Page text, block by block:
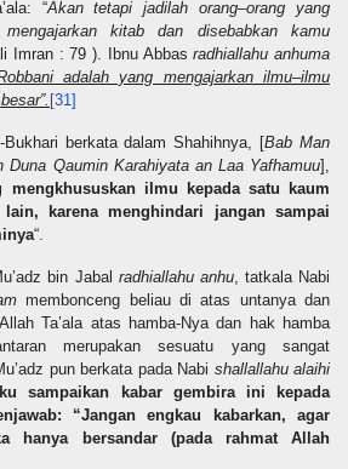
“Akan tetapi jadilah orang–orang yang
kitab dan disebabkan kamu
Imran : 79 ). Ibnu Abbasradhiallahu anhuma
adalah yang mengajarkan ilmu–ilmu
[31]
Bukhari berkata dalam Shahihnya, [Bab Man
Qaumin Karahiyata an Laa Yafhamuu],
mengkhususkan ilmu kepada satu kaum
karena menghindari jangan sampai
“.
bin Jabal radhiallahu anhu, tatkala Nabi
membonceng beliau di atas untanya dan
Ta’ala atas hamba-Nya dan hak hamba
merupakan sesuatu yang sangat
pun berkata pada Nabi shallallahu alaihi
sampaikan kabar gembira ini kepada
“Jangan engkau kabarkan, agar
hanya bersandar (pada rahmat Allah